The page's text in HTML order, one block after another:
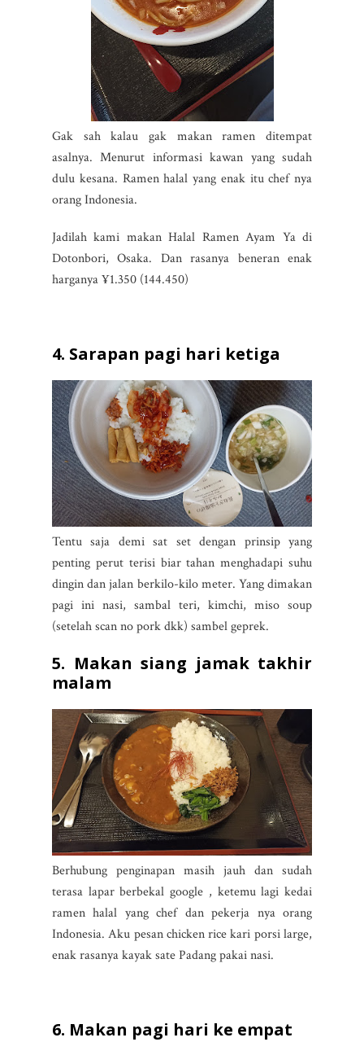
Gak sah kalau gak makan ramen ditempat
asalnya. Menurut informasi kawan yang sudah
dulu kesana. Ramen halal yang enak itu chef nya
orang Indonesia.
Jadilah kami makan Halal Ramen Ayam Ya di
Dotonbori, Osaka. Dan rasanya beneran enak
harganya ¥1.350 (144.450)
4. Sarapan pagi hari ketiga
Tentu saja demi sat set dengan prinsip yang
penting perut terisi biar tahan menghadapi suhu
dingin dan jalan berkilo-kilo meter. Yang dimakan
pagi ini nasi, sambal teri, kimchi, miso soup
(setelah scan no pork dkk) sambel geprek.
5. Makan siang jamak takhir
malam
Berhubung penginapan masih jauh dan sudah
terasa lapar berbekal google , ketemu lagi kedai
ramen halal yang chef dan pekerja nya orang
Indonesia. Aku pesan chicken rice kari porsi large,
enak rasanya kayak sate Padang pakai nasi.
6. Makan pagi hari ke empat